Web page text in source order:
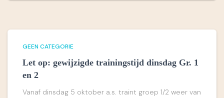
GEEN CATEGORIE
Let op: gewijzigde trainingstijd dinsdag Gr. 1
en 2
Vanaf dinsdag 5 oktober a.s. traint groep 1/2 weer van